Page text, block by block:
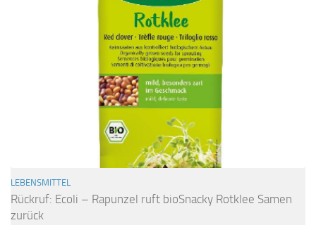
LEBENSMITTEL
Rückruf: Ecoli – Rapunzel ruft bioSnacky Rotklee Samen
zurück